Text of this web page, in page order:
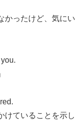
かったけど、気にい
けていることを示し